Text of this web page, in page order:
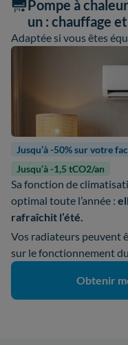
Pompe à
un : chauffage
Adaptée si vous êtes
Jusqu’à -50% sur votre
Jusqu’à -1,5 tCO2/an
Sa fonction de
optimal toute l’année :
rafraîchit l’été.
Vos radiateurs peuvent
sur le fonctionnement
Obtenir